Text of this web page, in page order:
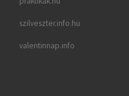
szilveszter.info.hu
valentinnap.info